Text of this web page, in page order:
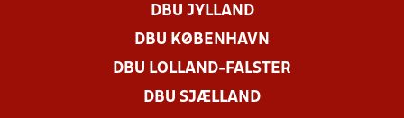
DBU JYLLAND
DBU KØBENHAVN
DBU LOLLAND-FALSTER
DBU SJÆLLAND